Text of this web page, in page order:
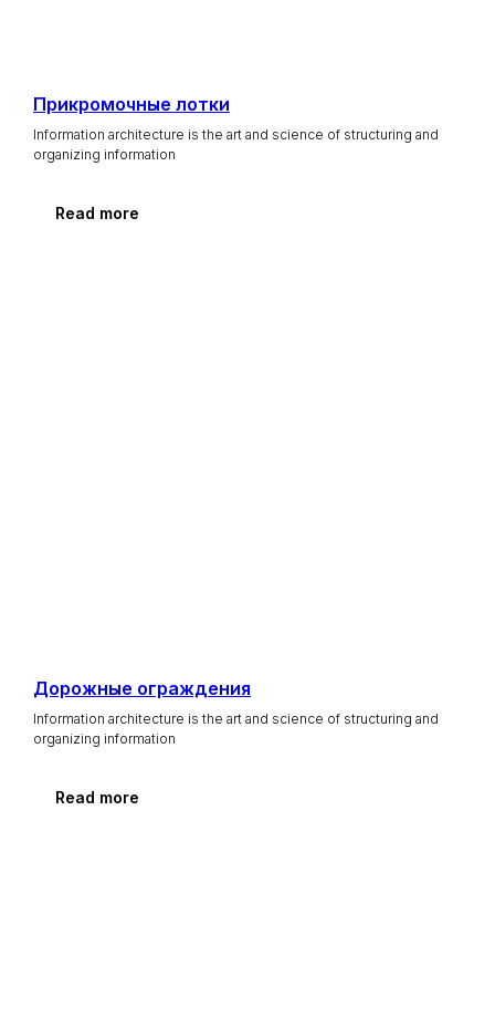
Прикромочные лотки
Information architecture is the art and science of structuring and
organizing information
Read more
Дорожные ограждения
Information architecture is the art and science of structuring and
organizing information
Read more